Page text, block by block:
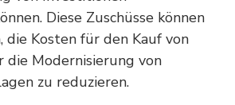
Diese Zuschüsse können
die Kosten für den Kauf von
die Modernisierung von
zu reduzieren.